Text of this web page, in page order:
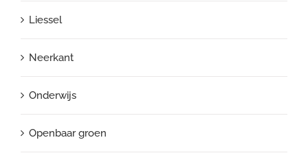
Liessel
Neerkant
Onderwijs
Openbaar groen